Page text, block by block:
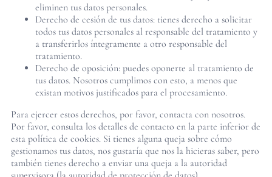
eliminen tus datos personales.
Derecho de cesión de tus datos: tienes derecho a solicitar
todos tus datos personales al responsable del tratamiento y
a transferirlos íntegramente a otro responsable del
tratamiento.
Derecho de oposición: puedes oponerte al tratamiento de
tus datos. Nosotros cumplimos con esto, a menos que
existan motivos justificados para el procesamiento.
Para ejercer estos derechos, por favor, contacta con nosotros.
Por favor, consulta los detalles de contacto en la parte inferior de
esta política de cookies. Si tienes alguna queja sobre cómo
gestionamos tus datos, nos gustaría que nos la hicieras saber, pero
también tienes derecho a enviar una queja a la autoridad